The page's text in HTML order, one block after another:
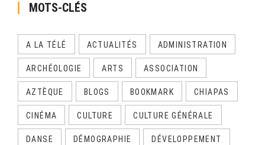
MOTS-CLÉS
A LA TÉLÉ ACTUALITÉS ADMINISTRATION
ARCHÉOLOGIE ARTS ASSOCIATION
AZTÈQUE BLOGS BOOKMARK CHIAPAS
CINÉMA CULTURE CULTURE GÉNÉRALE
DANSE DÉMOGRAPHIE DÉVELOPPEMENT